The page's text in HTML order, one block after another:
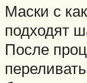
Маски с
подходят
После